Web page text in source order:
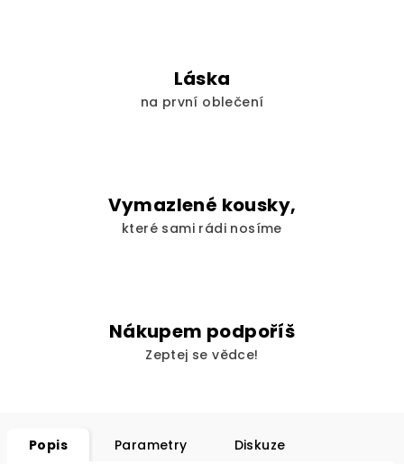
Láska
na první oblečení
Vymazlené kousky,
které sami rádi nosíme
Nákupem podpoříš
Zeptej se vědce!
Popis Parametry Diskuze